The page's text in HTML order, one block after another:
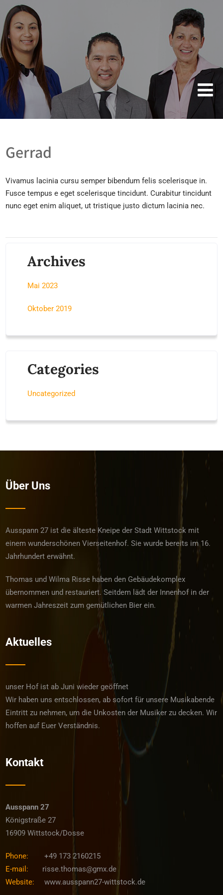
+49 (0)173 2160215 risse.thomas@gmx.de
Gerrad
Vivamus lacinia cursu semper bibendum felis scelerisque in.
Fusce tempus e eget scelerisque tincidunt. Curabitur tincidunt
nunc eget enim aliquet, ut tristique justo dictum lacinia nec.
Archives
Mai 2023
Oktober 2019
Categories
Uncategorized
Über Uns
Ausspann 27 ist die älteste Kneipe der Stadt Wittstock mit
einem wunderschönen Vierseitenhof. Sie wurde bereits im 16.
Jahrhundert erwähnt.
Thomas und Wilma Risse haben den Gebäudekomplex
übernommen und restauriert. Seitdem lädt der Innenhof in der
warmen Jahreszeit zum gemütlichen Bier ein.
Aktuelles
unser Hof ist ab Juni wieder geöffnet
Wir haben uns entschlossen, ab sofort für unsere Musikabende
Eintritt zu nehmen, um die Unkosten der Musiker zu decken. Wir
hoffen auf Euer Verständnis.
Kontakt
Ausspann 27
Königstraße 27
16909 Wittstock/Dosse
Phone: ‭+49 173 2160215‬
E-mail:
risse.thomas@gmx.de
Website: www.ausspann27-wittstock.de